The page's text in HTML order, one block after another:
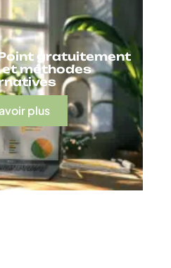
gratuitement
méthodes
plus